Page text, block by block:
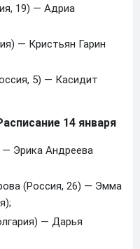
19) — Адриа
— Кристьян Гарин
5) — Касидит
14 января
— Эрика Андреева
(Россия, 26) — Эмма
— Дарья